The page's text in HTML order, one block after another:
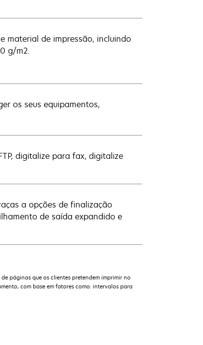
material de impressão, incluindo
g/m2.
os seus equipamentos,
digitalize para fax, digitalize
a opções de finalização
de saída expandido e
páginas que os clientes pretendem imprimir no
com base em fatores como: intervalos para